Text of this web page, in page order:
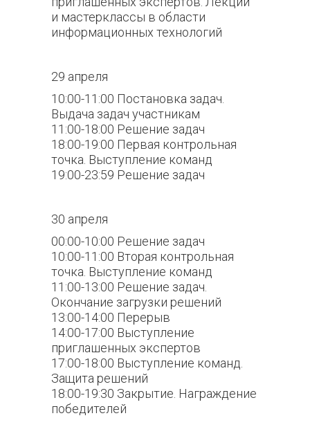
и мастерклассы в области
информационных технологий
29 апреля
10:00-11:00 Постановка задач.
Выдача задач участникам
11:00-18:00 Решение задач
18:00-19:00 Первая контрольная
точка. Выступление команд
19:00-23:59 Решение задач
30 апреля
00:00-10:00 Решение задач
10:00-11:00 Вторая контрольная
точка. Выступление команд
11:00-13:00 Решение задач.
Окончание загрузки решений
13:00-14:00 Перерыв
14:00-17:00 Выступление
приглашенных экспертов
17:00-18:00 Выступление команд.
Защита решений
18:00-19:30 Закрытие. Награждение
победителей